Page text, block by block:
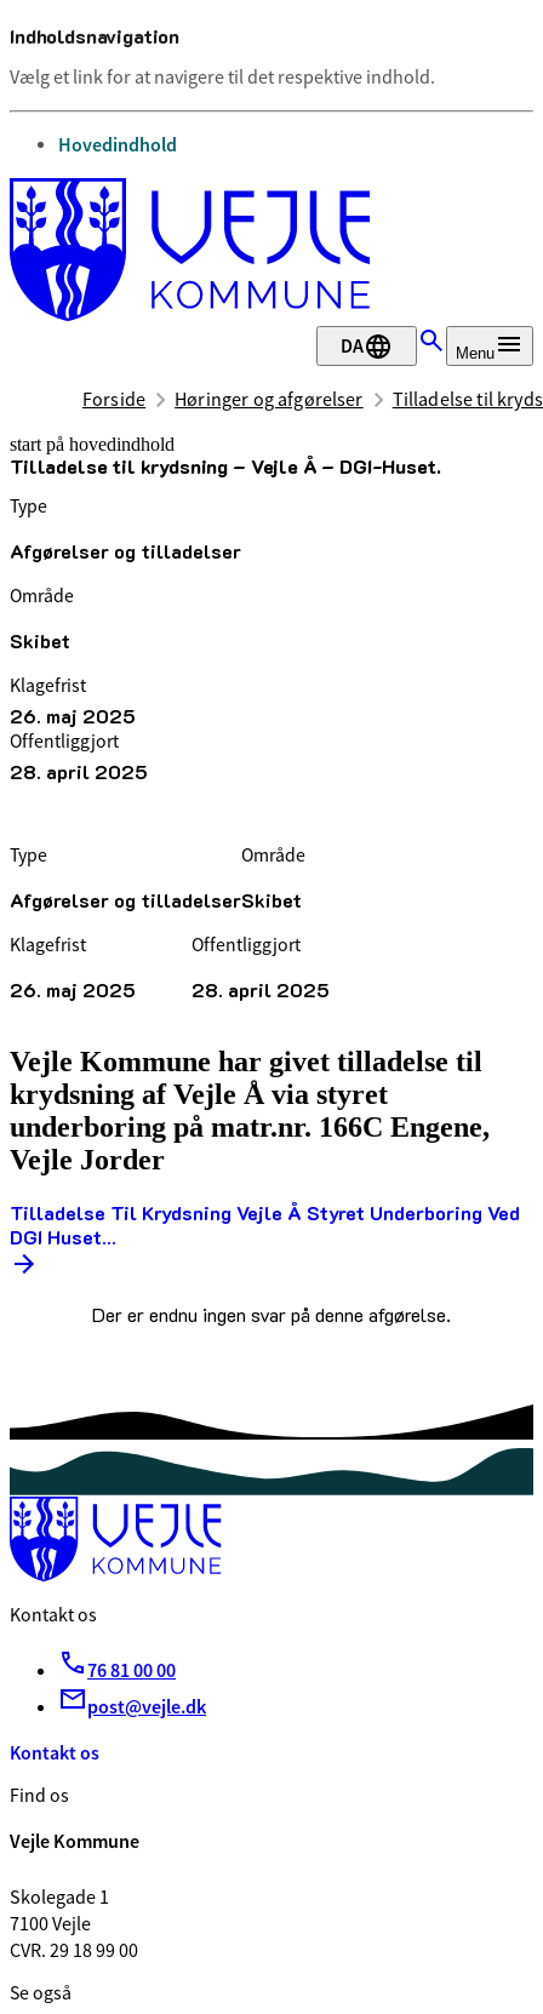
Indholdsnavigation
Vælg et link for at navigere til det respektive indhold.
gå til
Hovedindhold
DA Menu
Forside Høringer og afgørelser Tilladelse til
start på hovedindhold
Tilladelse til krydsning – Vejle Å – DGI-Huset.
senest opdateret 28. april 2025
Type
Afgørelser og tilladelser
Område
Skibet
Klagefrist
26. maj 2025
Offentliggjort
28. april 2025
Type
Afgørelser og tilladelser
Område
Skibet
Klagefrist
26. maj 2025
Offentliggjort
28. april 2025
Vejle Kommune har givet tilladelse til
krydsning af Vejle Å via styret
underboring på matr.nr. 166C Engene,
Vejle Jorder
Tilladelse Til Krydsning Vejle Å Styret Underboring Ved
DGI Huset...
Der er endnu ingen svar på denne afgørelse.
Kontakt os
76 81 00 00
post@vejle.dk
Kontakt os
Find os
Vejle Kommune
Skolegade 1
7100 Vejle
CVR. 29 18 99 00
Se også